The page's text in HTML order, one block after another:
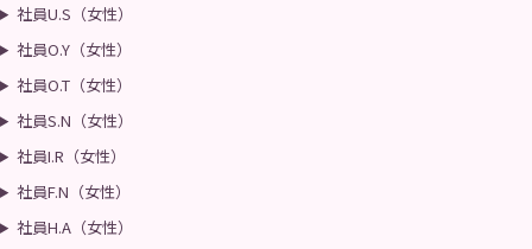
社員U.S（女性）
社員O.Y（女性）
社員O.T（女性）
社員S.N（女性）
社員I.R（女性）
社員F.N（女性）
社員H.A（女性）